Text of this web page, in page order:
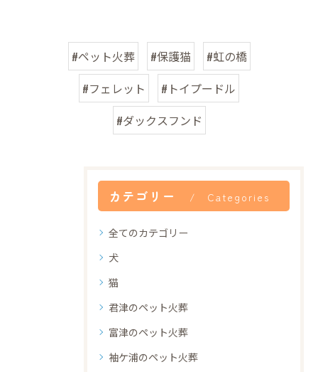
#ペット火葬 #保護猫
#虹の橋
#フェレット
#トイプードル
#ダックスフンド
カテゴリー Categories
全てのカテゴリー
犬
猫
君津のペット火葬
富津のペット火葬
袖ケ浦のペット火葬